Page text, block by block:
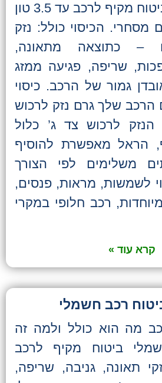
מציעה פוליסת ביטוח מקיף לרכב עד 3.5 טון
מסחרי. הכיסוי כולל: נזק
– כתוצאה מתאונה,
שריפה, פגיעה ממזג
גמור של הרכב. כיסוי
הרכב שלך גרם נזק לרכוש
לרכוש צד ג’ כלול
הראל מאפשרת להוסיף
משלימים לפי הצורך
לשמשות, מראות, פנסים,
רכב חלופי במקרי
קרא עוד »
רכב חשמלי
מה הוא כולל ולמה זה
ביטוח מקיף לרכב
תאונה, גניבה, שריפה,